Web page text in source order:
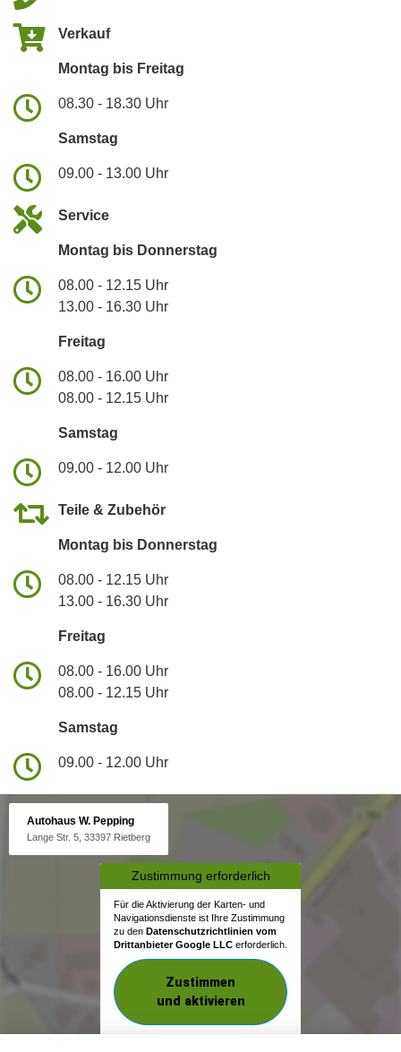
Verkauf
Montag bis Freitag
08.30 - 18.30 Uhr
Samstag
09.00 - 13.00 Uhr
Service
Montag bis Donnerstag
08.00 - 12.15 Uhr
13.00 - 16.30 Uhr
Freitag
08.00 - 16.00 Uhr
08.00 - 12.15 Uhr
Samstag
09.00 - 12.00 Uhr
Teile & Zubehör
Montag bis Donnerstag
08.00 - 12.15 Uhr
13.00 - 16.30 Uhr
Freitag
08.00 - 16.00 Uhr
08.00 - 12.15 Uhr
Samstag
09.00 - 12.00 Uhr
Autohaus W. Pepping
Lange Str. 5, 33397 Rietberg
Zustimmung erforderlich
Für die Aktivierung der Karten- und
Navigationsdienste ist Ihre Zustimmung
zu den Datenschutzrichtlinien vom
Drittanbieter Google LLC erforderlich.
Zustimmen
und aktivieren